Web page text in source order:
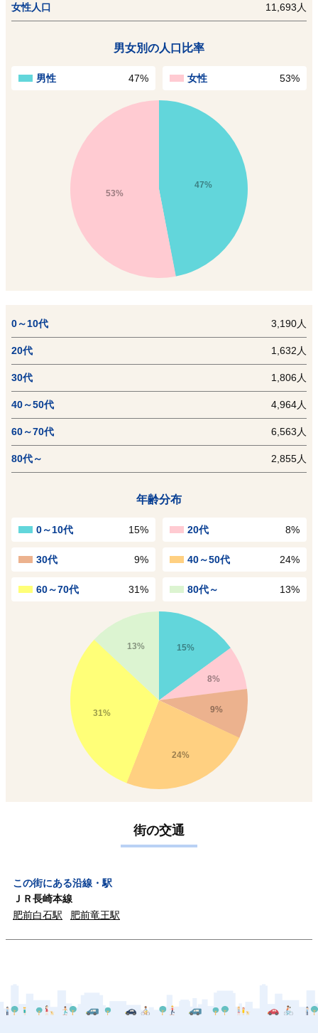
女性人口 11,693人
男女別の人口比率
男性 47% 女性 53%
47%
53%
0～10代 3,190人
20代 1,632人
30代 1,806人
40～50代 4,964人
60～70代 6,563人
80代～ 2,855人
年齢分布
0～10代 15% 20代 8%
30代 9% 40～50代 24%
60～70代 31% 80代～ 13%
15%
8%
9%
24%
31%
13%
街の交通
この街にある沿線・駅
ＪＲ長崎本線
肥前白石駅
肥前竜王駅